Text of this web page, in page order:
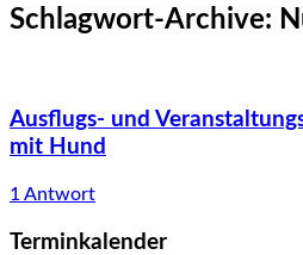
Schlagwort-Archive:
Ausflugs- und
mit Hund
1 Antwort
Terminkalender